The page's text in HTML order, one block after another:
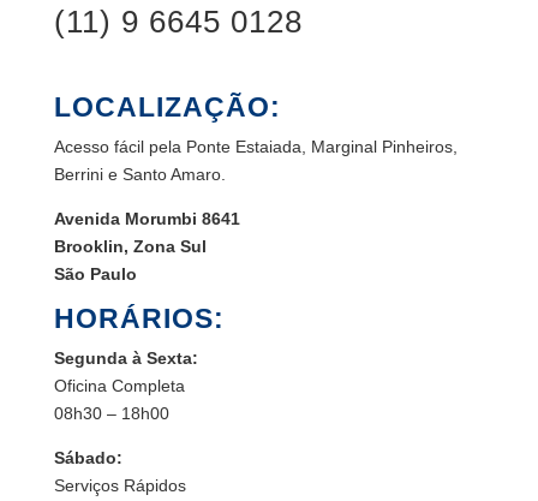
(11) 9 6645 0128
LOCALIZAÇÃO:
Acesso fácil pela Ponte Estaiada, Marginal Pinheiros,
Berrini e Santo Amaro.
Avenida Morumbi 8641
Brooklin, Zona Sul
São Paulo
HORÁRIOS:
Segunda à Sexta:
Oficina Completa
08h30 – 18h00
Sábado:
Serviços Rápidos